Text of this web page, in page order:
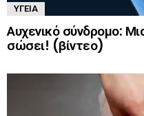
ΥΓΕΊΑ
Αυχενικό σύνδρομο:
σώσει! (βίντεο)